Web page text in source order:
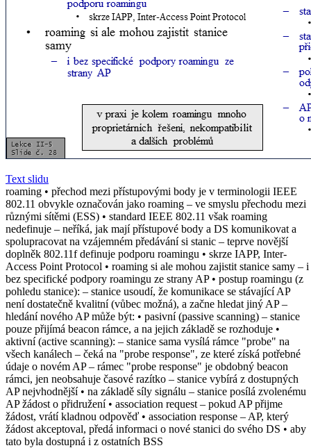
Text slidu
roaming • přechod mezi přístupovými body je v terminologii IEEE
802.11 obvykle označován jako roaming – ve smyslu přechodu mezi
různými sítěmi (ESS) • standard IEEE 802.11 však roaming
nedefinuje – neříká, jak mají přístupové body a DS komunikovat a
spolupracovat na vzájemném předávání si stanic – teprve novější
doplněk 802.11f definuje podporu roamingu • skrze IAPP, Inter-
Access Point Protocol • roaming si ale mohou zajistit stanice samy – i
bez specifické podpory roamingu ze strany AP • postup roamingu (z
pohledu stanice): – stanice usoudí, že komunikace se stávající AP
není dostatečně kvalitní (vůbec možná), a začne hledat jiný AP –
hledání nového AP může být: • pasivní (passive scanning) – stanice
pouze přijímá beacon rámce, a na jejich základě se rozhoduje •
aktivní (active scanning): – stanice sama vysílá rámce "probe" na
všech kanálech – čeká na "probe response", ze které získá potřebné
údaje o novém AP – rámec "probe response" je obdobný beacon
rámci, jen neobsahuje časové razítko – stanice vybírá z dostupných
AP nejvhodnější • na základě síly signálu – stanice posílá zvolenému
AP žádost o přidružení • association request – pokud AP přijme
žádost, vrátí kladnou odpověď • association response – AP, který
žádost akceptoval, předá informaci o nové stanici do svého DS • aby
tato byla dostupná i z ostatních BSS